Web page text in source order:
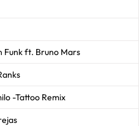
Funk ft. Bruno Mars
-Tattoo Remix